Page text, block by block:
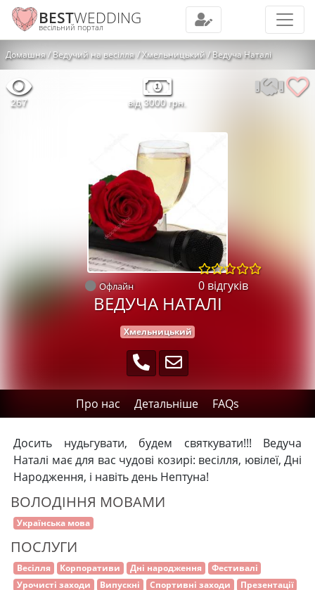
BESTWEDDING
весільний портал
Домашня Ведучий на весілля Хмельницький Ведуча Наталі
267 від 3000 грн.
Офлайн 0 відгуків
ВЕДУЧА НАТАЛІ
Хмельницький
Про нас Детальніше FAQs
Досить нудьгувати, будем святкувати!!! Ведуча
Наталі має для вас чудові козирі: весілля, ювілеї, Дні
Народження, і навіть день Нептуна!
ВОЛОДІННЯ МОВАМИ
Українська мова
ПОСЛУГИ
Весілля Корпоративи Дні народження
Фестивалі
Урочисті заходи
Випускні Спортивні заходи Презентації